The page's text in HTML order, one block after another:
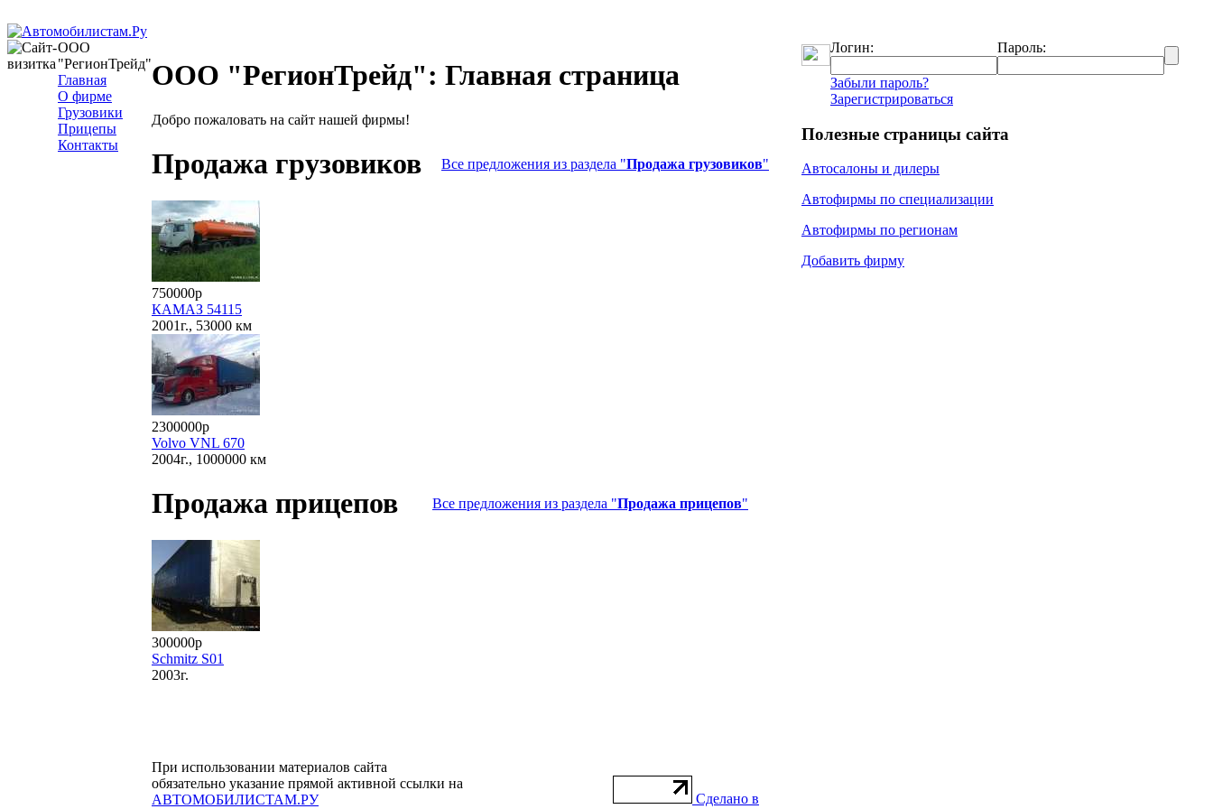
ООО
"РегионТрейд"
Главная
О фирме
Грузовики
Прицепы
Контакты
ООО "РегионТрейд": Главная страница
Добро пожаловать на сайт нашей фирмы!
Продажа грузовиков Все предложения из раздела "Продажа грузовиков"
750000р
КАМАЗ 54115
2001г., 53000 км
2300000р
Volvo VNL 670
2004г., 1000000 км
Продажа прицепов Все предложения из раздела "Продажа прицепов"
300000р
Schmitz S01
2003г.
При использовании материалов сайта
обязательно указание прямой активной ссылки на
АВТОМОБИЛИСТАМ.РУ
Сделано в
Логин: Пароль:
Забыли пароль?
Зарегистрироваться
Полезные страницы сайта
Автосалоны и дилеры
Автофирмы по специализации
Автофирмы по регионам
Добавить фирму